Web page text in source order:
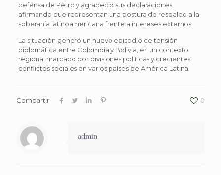
defensa de Petro y agradeció sus declaraciones,
afirmando que representan una postura de respaldo a la
soberanía latinoamericana frente a intereses externos.
La situación generó un nuevo episodio de tensión
diplomática entre Colombia y Bolivia, en un contexto
regional marcado por divisiones políticas y crecientes
conflictos sociales en varios países de América Latina.
Compartir 0
admin